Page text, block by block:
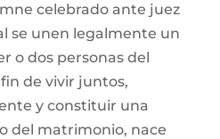
celebrado ante juez
se unen legalmente un
o dos personas del
de vivir juntos,
y constituir una
del matrimonio, nace